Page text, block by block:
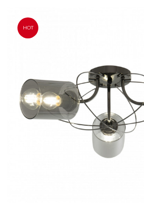
HOT